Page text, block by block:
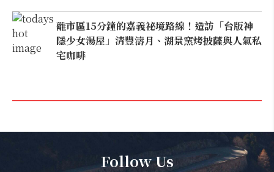
離市區15分鐘的嘉義祕境路線！造訪「台版神
隱少女湯屋」清豐濤月、湖景窯烤披薩與人氣私
宅咖啡
Follow Us